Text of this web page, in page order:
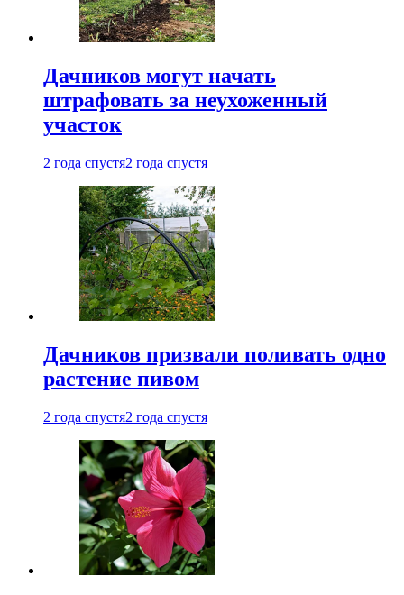
Дачников могут начать
штрафовать за неухоженный
участок
2 года спустя2 года спустя
Дачников призвали поливать одно
растение пивом
2 года спустя2 года спустя